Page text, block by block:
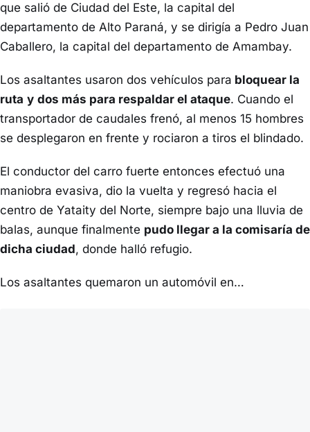
que salió de Ciudad del Este, la capital del
departamento de Alto Paraná, y se dirigía a Pedro Juan
Caballero, la capital del departamento de Amambay.
Los asaltantes usaron dos vehículos para bloquear la
ruta y dos más para respaldar el ataque. Cuando el
transportador de caudales frenó, al menos 15 hombres
se desplegaron en frente y rociaron a tiros el blindado.
El conductor del carro fuerte entonces efectuó una
maniobra evasiva, dio la vuelta y regresó hacia el
centro de Yataity del Norte, siempre bajo una lluvia de
balas, aunque finalmente pudo llegar a la comisaría de
dicha ciudad, donde halló refugio.
Los asaltantes quemaron un automóvil en…